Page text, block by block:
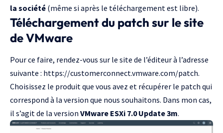
la société (même si après le téléchargement est libre).
Téléchargement du patch sur le site
de VMware
Pour ce faire, rendez-vous sur le site de l’éditeur à l’adresse
suivante : https://customerconnect.vmware.com/patch.
Choisissez le produit que vous avez et récupérer le patch qui
correspond à la version que nous souhaitons. Dans mon cas,
il s’agit de la version VMware ESXi 7.0 Update 3m.